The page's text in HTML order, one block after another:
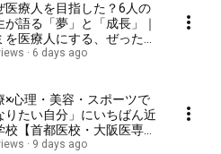
医療人を目指した？6人の
が語る「夢」と「成長」｜
を医療人にする、ぜった
6 days ago
×心理・美容・スポーツで
りたい自分」にいちばん近
校【首都医校・大阪医専・
屋医専】9 days ago